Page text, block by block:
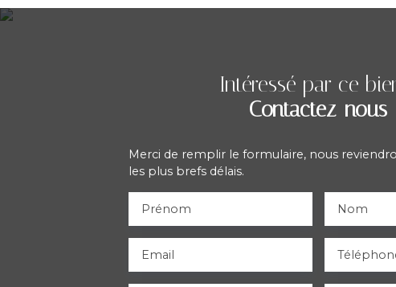
Intéressé par ce
Contactez-nous
Merci de remplir le formulaire, nous
les plus brefs délais.
Prénom Nom
Email